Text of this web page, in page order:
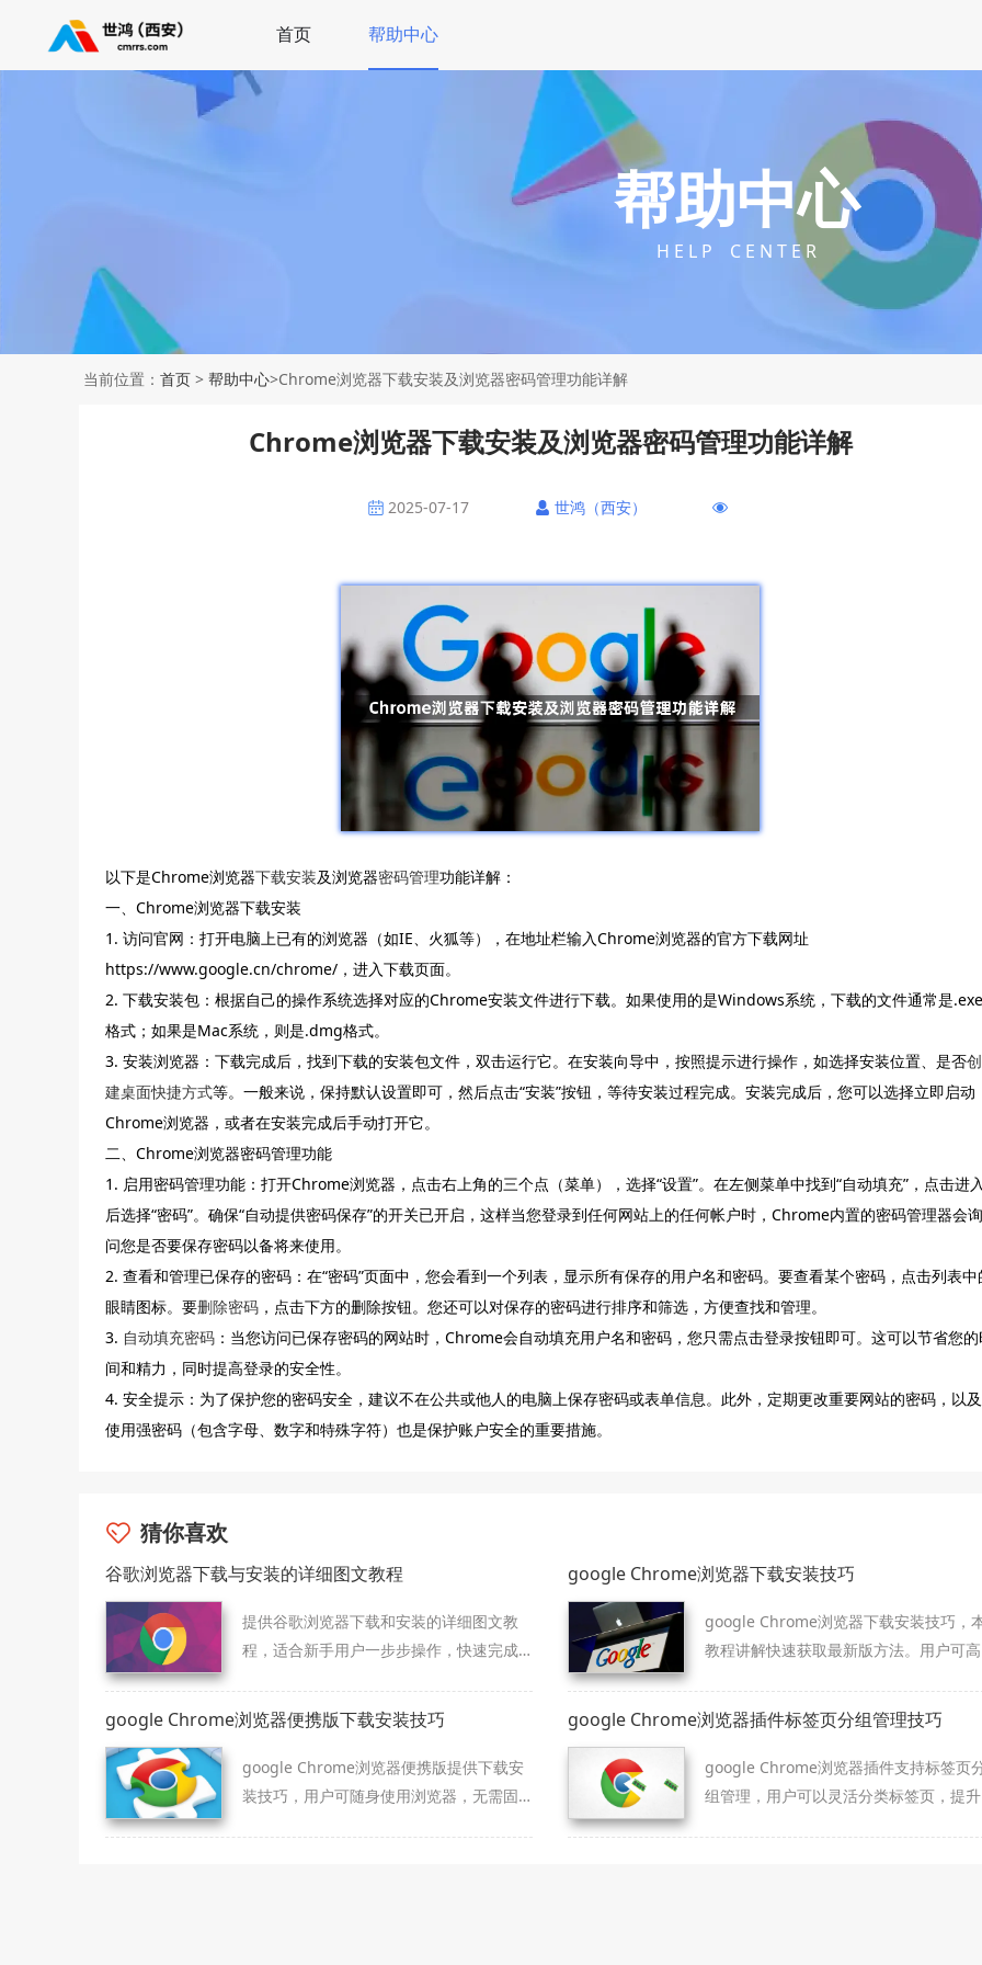
首页 帮助中心
帮助中心
H E L P C E N T E R
当前位置： 首页 > 帮助中心>Chrome浏览器下载安装及浏览器密码管理功能详解
Chrome浏览器下载安装及浏览器密码管理功能详解
2025-07-17 世鸿（西安）
以下是Chrome浏览器下载安装及浏览器密码管理功能详解：
一、Chrome浏览器下载安装
1. 访问官网：打开电脑上已有的浏览器（如IE、火狐等），在地址栏输入Chrome浏览器的官方下载网址
https://www.google.cn/chrome/，进入下载页面。
2. 下载安装包：根据自己的操作系统选择对应的Chrome安装文件进行下载。如果使用的是Windows系统，下载的文件通常是.exe
格式；如果是Mac系统，则是.dmg格式。
3. 安装浏览器：下载完成后，找到下载的安装包文件，双击运行它。在安装向导中，按照提示进行操作，如选择安装位置、是否创
建桌面快捷方式等。一般来说，保持默认设置即可，然后点击“安装”按钮，等待安装过程完成。安装完成后，您可以选择立即启动
Chrome浏览器，或者在安装完成后手动打开它。
二、Chrome浏览器密码管理功能
1. 启用密码管理功能：打开Chrome浏览器，点击右上角的三个点（菜单），选择“设置”。在左侧菜单中找到“自动填充”，点击进
后选择“密码”。确保“自动提供密码保存”的开关已开启，这样当您登录到任何网站上的任何帐户时，Chrome内置的密码管理器会询
问您是否要保存密码以备将来使用。
2. 查看和管理已保存的密码：在“密码”页面中，您会看到一个列表，显示所有保存的用户名和密码。要查看某个密码，点击列表中
眼睛图标。要删除密码 ，点击下方的删除按钮。您还可以对保存的密码进行排序和筛选，方便查找和管理。
3. 自动填充密码 ：当您访问已保存密码的网站时，Chrome会自动填充用户名和密码，您只需点击登录按钮即可。这可以节省您
间和精力，同时提高登录的安全性。
4. 安全提示：为了保护您的密码安全，建议不在公共或他人的电脑上保存密码或表单信息。此外，定期更改重要网站的密码，以及
使用强密码（包含字母、数字和特殊字符）也是保护账户安全的重要措施。
猜你喜欢
谷歌浏览器下载与安装的详细图文教程
提供谷歌浏览器下载和安装的详细图文教
程，适合新手用户一步步操作，快速完成
google Chrome浏览器下载安装技巧
google Chrome浏览器下载安装技巧，
教程讲解快速获取最新版方法。用户可高
google Chrome浏览器便携版下载安装技巧
google Chrome浏览器便携版提供下载安
装技巧，用户可随身使用浏览器，无需固
google Chrome浏览器插件标签页分组管理技巧
google Chrome浏览器插件支持标签页
组管理，用户可以灵活分类标签页，提升